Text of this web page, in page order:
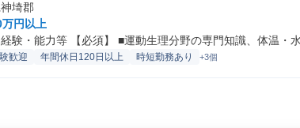
埼郡
万円以上
験・能力等 【必須】 ■運動生理分野の専門知識、体温・水
歓迎 年間休日120日以上 時短勤務あり +3個